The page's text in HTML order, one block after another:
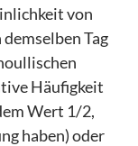
von
Tag
Häufigkeit
Wert 1/2,
haben) oder